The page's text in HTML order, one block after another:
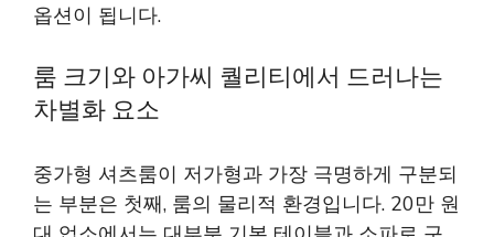
옵션이 됩니다.
룸 크기와 아가씨 퀄리티에서 드러나는
차별화 요소
중가형 셔츠룸이 저가형과 가장 극명하게 구분되
는 부분은 첫째, 룸의 물리적 환경입니다. 20만 원